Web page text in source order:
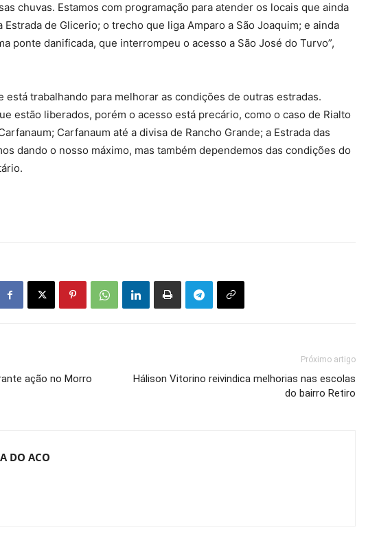
chuvas. Estamos com programação para atender os locais que ainda
Estrada de Glicerio; o trecho que liga Amparo a São Joaquim; e ainda
ponte danificada, que interrompeu o acesso a São José do Turvo”,
está trabalhando para melhorar as condições de outras estradas.
estão liberados, porém o acesso está precário, como o caso de Rialto
Carfanaum até a divisa de Rancho Grande; a Estrada das
dando o nosso máximo, mas também dependemos das condições do
ação no Morro
Próximo artigo
Hálison Vitorino reivindica melhorias nas escolas
do bairro Retiro
DO ACO